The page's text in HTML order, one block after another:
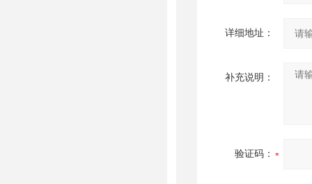
详细地址：
补充说明：
验证码：